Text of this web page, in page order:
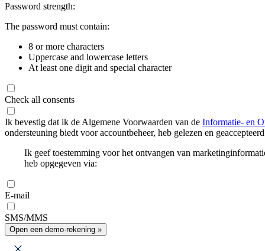
Password strength:
The password must contain:
8 or more characters
Uppercase and lowercase letters
At least one digit and special character
Check all consents
Ik bevestig dat ik de Algemene Voorwaarden van de Informatie- en
ondersteuning biedt voor accountbeheer, heb gelezen en
Ik geef toestemming voor het ontvangen van
heb opgegeven via:
E-mail
SMS/MMS
Open een demo-rekening »